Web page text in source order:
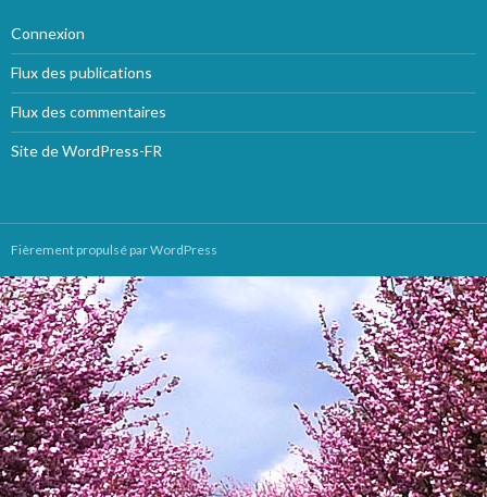
Connexion
Flux des publications
Flux des commentaires
Site de WordPress-FR
Fièrement propulsé par WordPress